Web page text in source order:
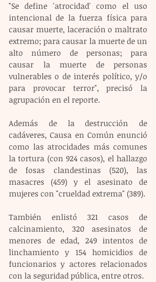
"Se define 'atrocidad' como el uso
intencional de la fuerza física para
causar muerte, laceración o maltrato
extremo; para causar la muerte de un
alto número de personas; para
causar la muerte de personas
vulnerables o de interés político, y/o
para provocar terror", precisó la
agrupación en el reporte.
Además de la destrucción de
cadáveres, Causa en Común enunció
como las atrocidades más comunes
la tortura (con 924 casos), el hallazgo
de fosas clandestinas (520), las
masacres (459) y el asesinato de
mujeres con "crueldad extrema" (389).
También enlistó 321 casos de
calcinamiento, 320 asesinatos de
menores de edad, 249 intentos de
linchamiento y 154 homicidios de
funcionarios y actores relacionados
con la seguridad pública, entre otros.